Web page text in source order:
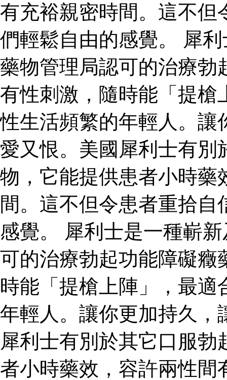
有充裕親密時間。這不但
們輕鬆自由的感覺。 犀
藥物管理局認可的治療勃
有性刺激，隨時能「提槍
性生活頻繁的年輕人。讓
愛又恨。美國犀利士有別
物，它能提供患者小時藥
間。這不但令患者重拾
感覺。 犀利士是一種嶄
可的治療勃起功能障礙癥
時能「提槍上陣」，最
年輕人。讓你更加持久，
犀利士有別於其它口服
者小時藥效，容許兩性間